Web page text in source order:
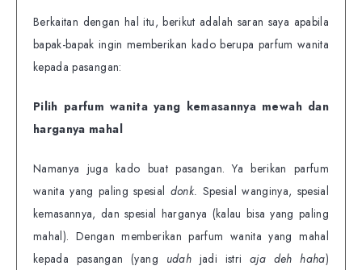
Berkaitan dengan hal itu, berikut adalah saran saya apabila
bapak-bapak ingin memberikan kado berupa parfum wanita
kepada pasangan:
Pilih parfum wanita yang kemasannya mewah dan
harganya mahal
Namanya juga kado buat pasangan. Ya berikan parfum
wanita yang paling spesial donk. Spesial wanginya, spesial
kemasannya, dan spesial harganya (kalau bisa yang paling
mahal). Dengan memberikan parfum wanita yang mahal
kepada pasangan (yang udahjadi istri aja deh haha)